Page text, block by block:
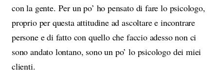
con la gente. Per un po’ ho pensato di fare lo psicologo,
proprio per questa attitudine ad ascoltare e incontrare
persone e di fatto con quello che faccio adesso non ci
sono andato lontano, sono un po’ lo psicologo dei miei
clienti.